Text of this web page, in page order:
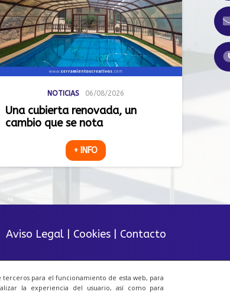
terceros para el funcionamiento de esta web, para
la experiencia del usuario, así como para
NOTICIAS 06/08/2026
Una cubierta renovada, un
cambio que se nota
+ INFO
Aviso Legal| Cookies| Contacto